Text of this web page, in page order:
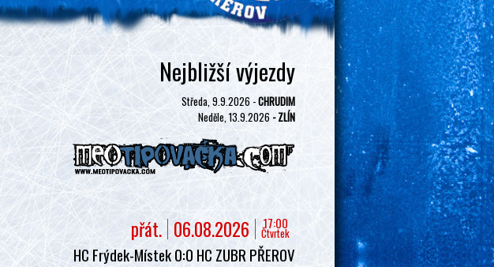
Nejbližší výjezdy
Středa, 9.9.2026 -CHRUDIM
Neděle, 13.9.2026 - ZLÍN
17:00
Čtvrtek
06.08.2026
přát.
HC Frýdek-Místek 0:0 HC ZUBR PŘEROV